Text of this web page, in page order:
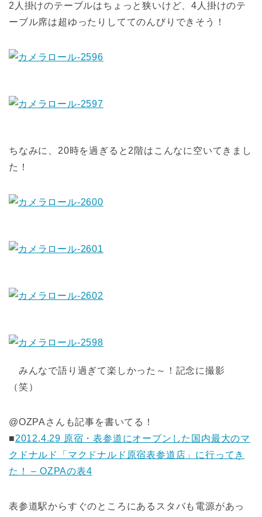
2人掛けのテーブルはちょっと狭いけど、4人掛けのテ
ーブル席は超ゆったりしててのんびりできそう！
ちなみに、20時を過ぎると2階はこんなに空いてきまし
た！
みんなで語り過ぎて楽しかった～！記念に撮影
（笑）
@OZPAさんも記事を書いてる！
■2012.4.29 原宿・表参道にオープンした国内最大のマ
クドナルド「マクドナルド原宿表参道店」に行ってき
た！ – OZPAの表4
表参道駅からすぐのところにあるスタバも電源があっ